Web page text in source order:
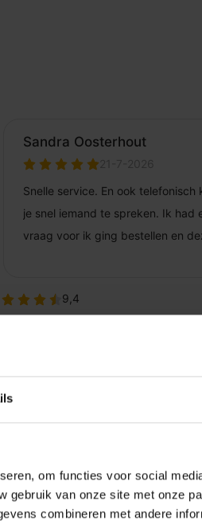
om functies voor social
gebruik van onze site met onze
combineren met andere